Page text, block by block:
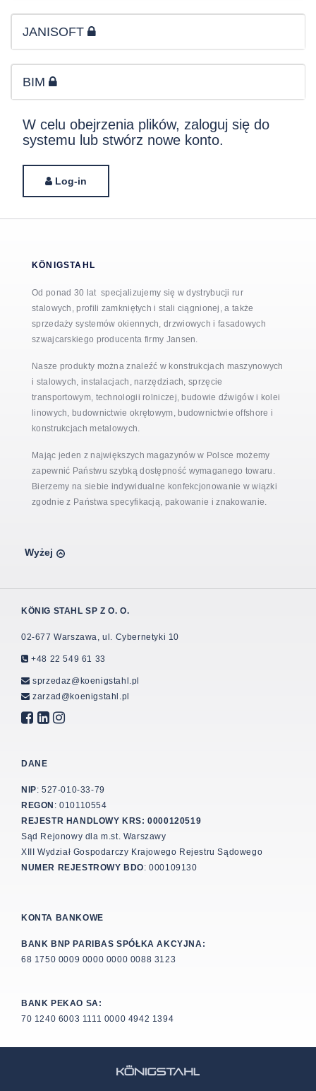
JANISOFT
BIM
W celu obejrzenia plików, zaloguj się do
systemu lub stwórz nowe konto.
Log-in
KÖNIGSTAHL
Od ponad 30 lat specjalizujemy się w dystrybucji rur
stalowych, profili zamkniętych i stali ciągnionej, a także
sprzedaży systemów okiennych, drzwiowych i fasadowych
szwajcarskiego producenta firmy Jansen.
Nasze produkty można znaleźć w konstrukcjach maszynowych
i stalowych, instalacjach, narzędziach, sprzęcie
transportowym, technologii rolniczej, budowie dźwigów i kolei
linowych, budownictwie okrętowym, budownictwie offshore i
konstrukcjach metalowych.
Mając jeden z największych magazynów w Polsce możemy
zapewnić Państwu szybką dostępność wymaganego towaru.
Bierzemy na siebie indywidualne konfekcjonowanie w wiązki
zgodnie z Państwa specyfikacją, pakowanie i znakowanie.
Wyżej
KÖNIG STAHL SP Z O. O.
02-677 Warszawa, ul. Cybernetyki 10
+48 22 549 61 33
sprzedaz@koenigstahl.pl
zarzad@koenigstahl.pl
DANE
NIP: 527-010-33-79
REGON : 010110554
REJESTR HANDLOWY KRS: 0000120519
Sąd Rejonowy dla m.st. Warszawy
XIII Wydział Gospodarczy Krajowego Rejestru Sądowego
NUMER REJESTROWY BDO: 000109130
KONTA BANKOWE
BANK BNP PARIBAS SPÓŁKA AKCYJNA:
68 1750 0009 0000 0000 0088 3123
BANK PEKAO SA:
70 1240 6003 1111 0000 4942 1394